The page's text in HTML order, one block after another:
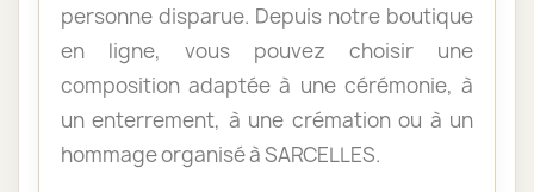
personne disparue. Depuis notre boutique
en ligne, vous pouvez choisir une
composition adaptée à une cérémonie, à
un enterrement, à une crémation ou à un
hommage organisé à SARCELLES.